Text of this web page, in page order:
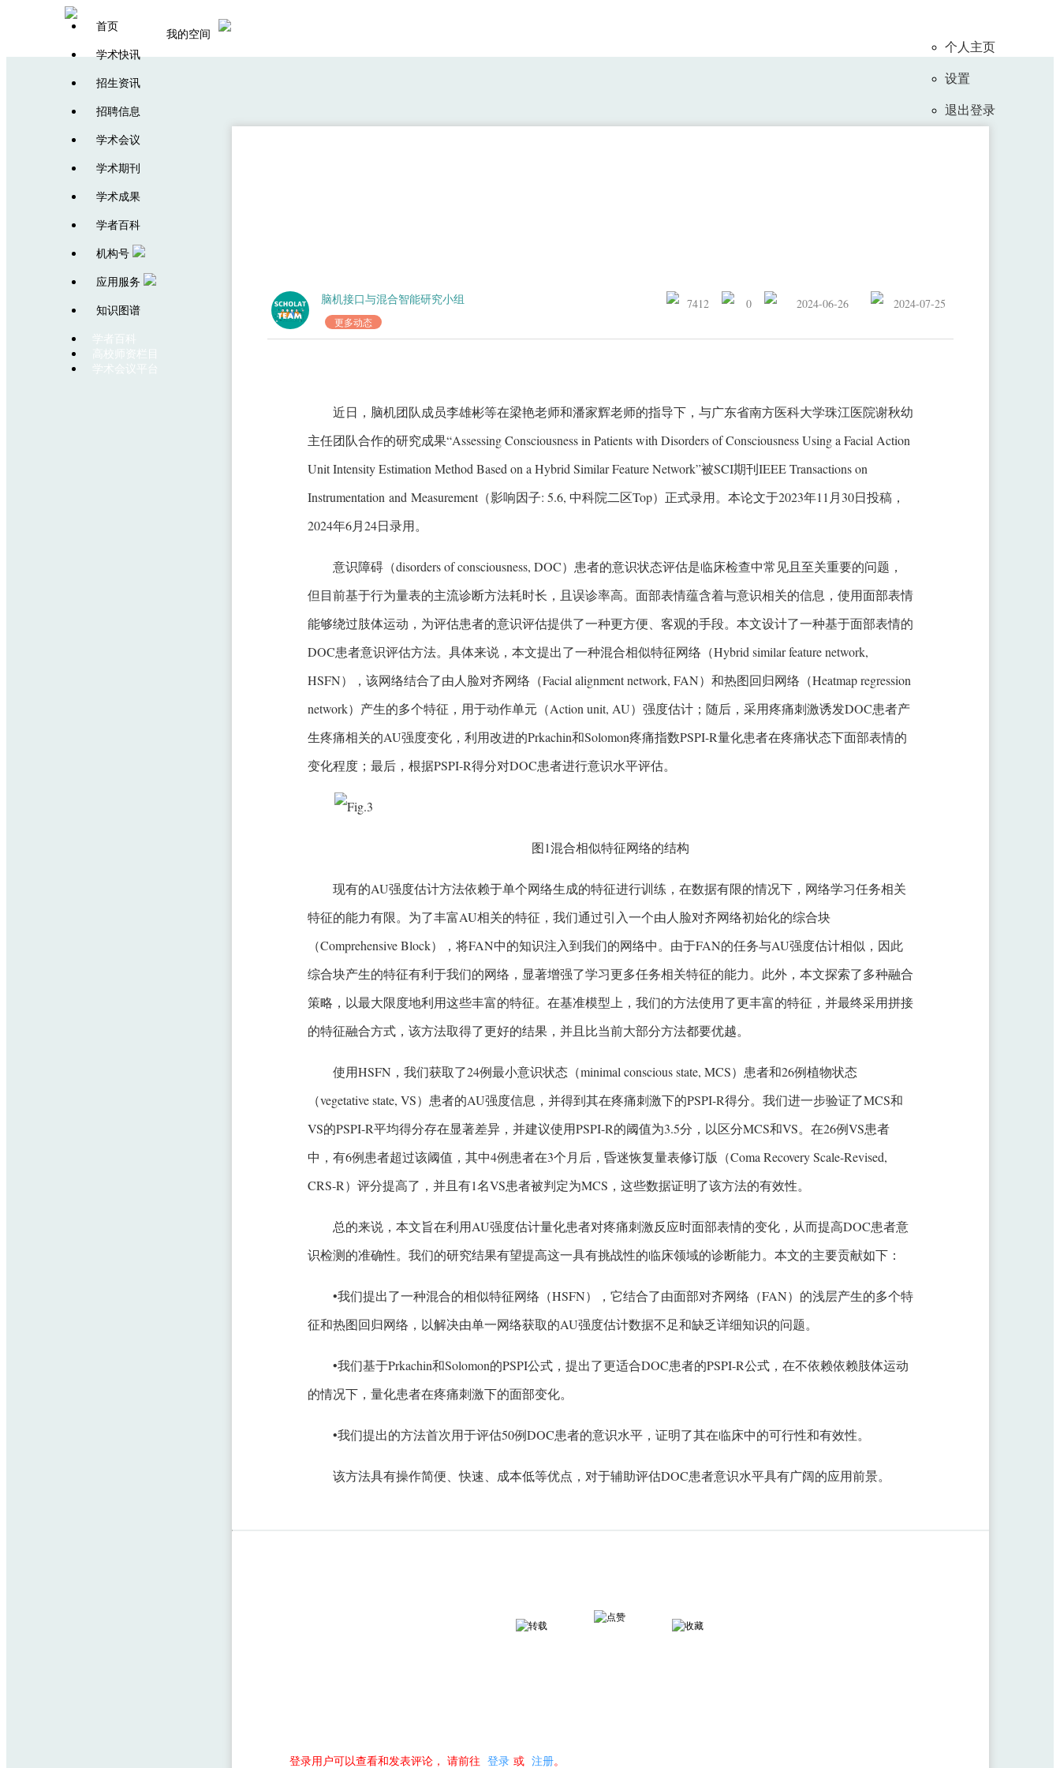
首页
学术快讯
招生资讯
招聘信息
学术会议
学术期刊
学术成果
学者百科
机构号
应用服务
知识图谱
学者百科
高校师资栏目
学术会议平台
我的空间
个人主页
设置
退出登录
脑机接口与混合智能研究小组
更多动态
7412 0 2024-06-26 2024-07-25
近日，脑机团队成员李雄彬等在梁艳老师和潘家辉老师的指导下，与广东省南方医科大学珠江医院谢秋幼
主任团队合作的研究成果“Assessing Consciousness in Patients with Disorders of Consciousness Using a Facial Action
Unit Intensity Estimation Method Based on a Hybrid Similar Feature Network”被SCI期刊IEEE Transactions on
Instrumentation and Measurement（影响因子: 5.6, 中科院二区Top）正式录用。本论文于2023年11月30日投稿，
2024年6月24日录用。
意识障碍（disorders of consciousness, DOC）患者的意识状态评估是临床检查中常见且至关重要的问题，
但目前基于行为量表的主流诊断方法耗时长，且误诊率高。面部表情蕴含着与意识相关的信息，使用面部表情
能够绕过肢体运动，为评估患者的意识评估提供了一种更方便、客观的手段。本文设计了一种基于面部表情的
DOC患者意识评估方法。具体来说，本文提出了一种混合相似特征网络（Hybrid similar feature network,
HSFN），该网络结合了由人脸对齐网络（Facial alignment network, FAN）和热图回归网络（Heatmap regression
network）产生的多个特征，用于动作单元（Action unit, AU）强度估计；随后，采用疼痛刺激诱发DOC患者产
生疼痛相关的AU强度变化，利用改进的Prkachin和Solomon疼痛指数PSPI-R量化患者在疼痛状态下面部表情的
变化程度；最后，根据PSPI-R得分对DOC患者进行意识水平评估。
图1混合相似特征网络的结构
现有的AU强度估计方法依赖于单个网络生成的特征进行训练，在数据有限的情况下，网络学习任务相关
特征的能力有限。为了丰富AU相关的特征，我们通过引入一个由人脸对齐网络初始化的综合块
（Comprehensive Block），将FAN中的知识注入到我们的网络中。由于FAN的任务与AU强度估计相似，因此
综合块产生的特征有利于我们的网络，显著增强了学习更多任务相关特征的能力。此外，本文探索了多种融合
策略，以最大限度地利用这些丰富的特征。在基准模型上，我们的方法使用了更丰富的特征，并最终采用拼接
的特征融合方式，该方法取得了更好的结果，并且比当前大部分方法都要优越。
使用HSFN，我们获取了24例最小意识状态（minimal conscious state, MCS）患者和26例植物状态
（vegetative state, VS）患者的AU强度信息，并得到其在疼痛刺激下的PSPI-R得分。我们进一步验证了MCS和
VS的PSPI-R平均得分存在显著差异，并建议使用PSPI-R的阈值为3.5分，以区分MCS和VS。在26例VS患者
中，有6例患者超过该阈值，其中4例患者在3个月后，昏迷恢复量表修订版（Coma Recovery Scale-Revised,
CRS-R）评分提高了，并且有1名VS患者被判定为MCS，这些数据证明了该方法的有效性。
总的来说，本文旨在利用AU强度估计量化患者对疼痛刺激反应时面部表情的变化，从而提高DOC患者意
识检测的准确性。我们的研究结果有望提高这一具有挑战性的临床领域的诊断能力。本文的主要贡献如下：
•我们提出了一种混合的相似特征网络（HSFN），它结合了由面部对齐网络（FAN）的浅层产生的多个特
征和热图回归网络，以解决由单一网络获取的AU强度估计数据不足和缺乏详细知识的问题。
•我们基于Prkachin和Solomon的PSPI公式，提出了更适合DOC患者的PSPI-R公式，在不依赖依赖肢体运动
的情况下，量化患者在疼痛刺激下的面部变化。
•我们提出的方法首次用于评估50例DOC患者的意识水平，证明了其在临床中的可行性和有效性。
该方法具有操作简便、快速、成本低等优点，对于辅助评估DOC患者意识水平具有广阔的应用前景。
登录用户可以查看和发表评论， 请前往 登录或 注册。